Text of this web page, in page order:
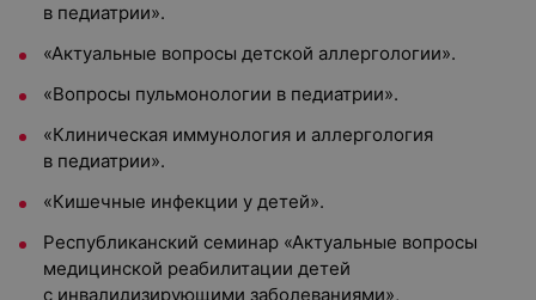
в педиатрии».
«Актуальные вопросы детской аллергологии».
«Вопросы пульмонологии в педиатрии».
«Клиническая иммунология и аллергология
в педиатрии».
«Кишечные инфекции у детей».
Республиканский семинар «Актуальные вопросы
медицинской реабилитации детей
с инвалидизирующими заболеваниями»,